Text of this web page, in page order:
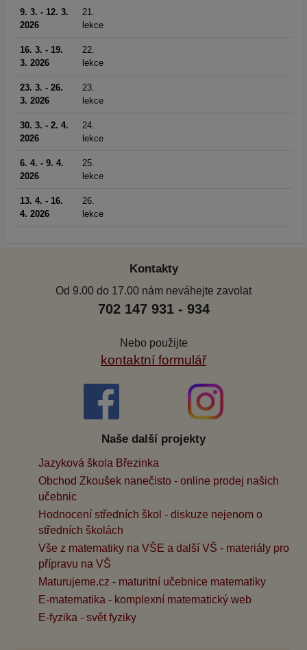
9. 3. - 12. 3.
2026
21.
lekce
16. 3. - 19.
3. 2026
22.
lekce
23. 3. - 26.
3. 2026
23.
lekce
30. 3. - 2. 4.
2026
24.
lekce
6. 4. - 9. 4.
2026
25.
lekce
13. 4. - 16.
4. 2026
26.
lekce
Kontakty
Od 9.00 do 17.00 nám neváhejte zavolat
702 147 931 - 934
Nebo použijte
kontaktní formulář
Naše další projekty
Jazyková škola Březinka
Obchod Zkoušek nanečisto - online prodej našich
učebnic
Hodnocení středních škol - diskuze nejenom o
středních školách
Vše z matematiky na VŠE a další VŠ - materiály pro
přípravu na VŠ
Maturujeme.cz - maturitní učebnice matematiky
E-matematika - komplexní matematický web
E-fyzika - svět fyziky